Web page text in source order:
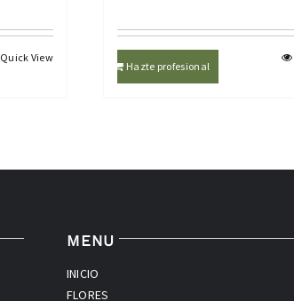
Quick View
Hazte profesional
MENU
INICIO
FLORES